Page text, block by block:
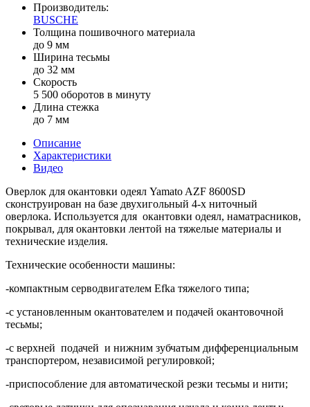
Производитель:
BUSCHE
Толщина пошивочного материала
до 9 мм
Ширина тесьмы
до 32 мм
Скорость
5 500 оборотов в минуту
Длина стежка
до 7 мм
Описание
Характеристики
Видео
Оверлок для окантовки одеял Yamato AZF 8600SD
сконструирован на базе двухигольный 4-х ниточный
оверлока. Используется для окантовки одеял, наматрасников,
покрывал, для окантовки лентой на тяжелые материалы и
технические изделия.
Технические особенности машины:
-компактным серводвигателем Efka тяжелого типа;
-с установленным окантователем и подачей окантовочной
тесьмы;
-с верхней подачей и нижним зубчатым дифференциальным
транспортером, независимой регулировкой;
-приспособление для автоматической резки тесьмы и нити;